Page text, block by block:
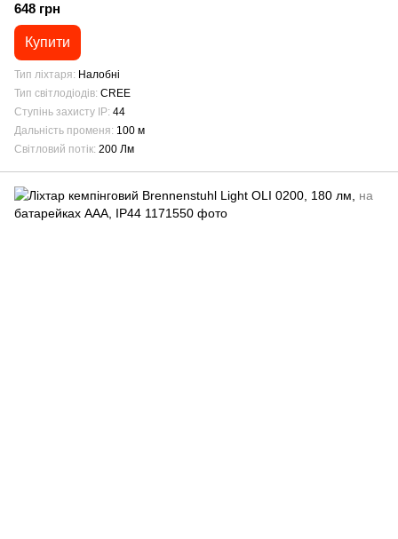
648 грн
Купити
Тип ліхтаря
Налобні
Тип світлодіодів CREE
Ступінь захисту IP 44
Дальність променя 100 м
Світловий потік 200 Лм